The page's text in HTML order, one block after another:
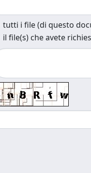
tutti i file (di questo
il file(s) che avete